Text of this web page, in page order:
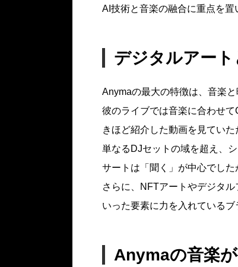
AI技術と音楽の融合に重点を置
デジタルアー
Anymaの最大の特徴は、音楽
彼のライブでは音楽に合わせ
きほど紹介した動画を見てい
単なるDJセットの域を超え、
サートは「聞く」が中心でした
さらに、NFTアートやデジタ
いった要素に力を入れているブ
Anymaの音楽